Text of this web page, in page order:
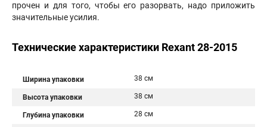
прочен и для того, чтобы его разорвать, надо приложить
значительные усилия.
Технические характеристики Rexant 28-2015
Ширина упаковки 38 см
Высота упаковки 38 см
Глубина упаковки 28 см